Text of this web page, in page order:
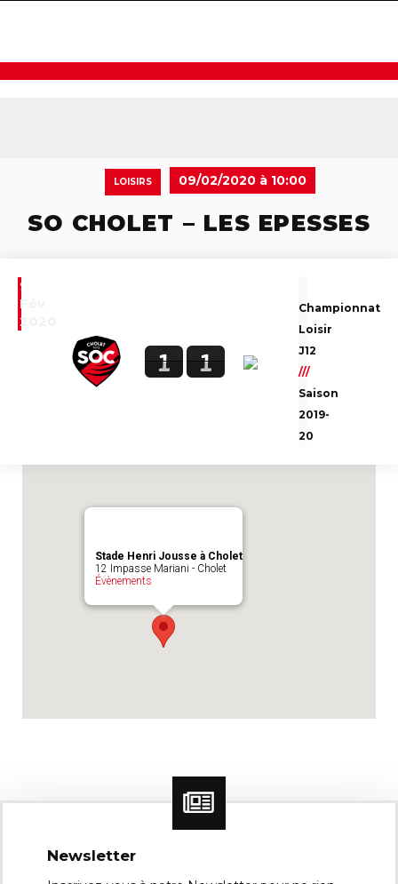
LOISIRS 09/02/2020 à 10:00
SO CHOLET – LES EPESSES
9
Fév
2020
1 1
Championnat
Loisir
J12
///
Saison
2019-
20
Stade Henri
Stade Henri Jousse à Cholet
12 Impasse Mariani - Cholet
Évènements
Newsletter